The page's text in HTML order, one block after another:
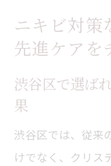
ニキビ対策
先進ケアを
渋谷区で選ば
果
渋谷区では、従来
けでなく、クリス